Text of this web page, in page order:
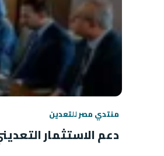
منتدي مصر للتعدين
دعم الاستثمار